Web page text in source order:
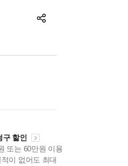
구 할인
또는 60만원 이용
이 없어도 최대